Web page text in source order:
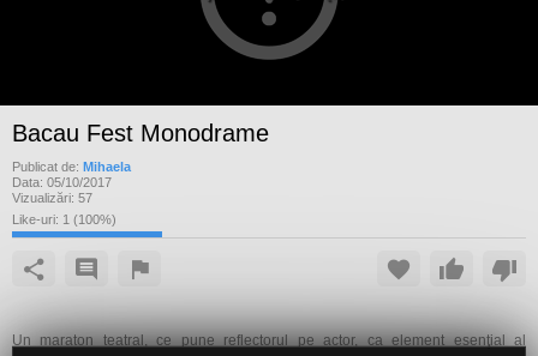
Bacau Fest Monodrame
Publicat de: Mihaela
Data: 05/10/2017
Vizualizări: 57
Like-uri: 1 (100%)
Un maraton teatral, ce pune reflectorul pe actor, ca element esenţial al